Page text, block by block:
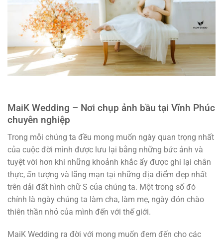
MaiK Wedding – Nơi chụp ảnh bầu tại Vĩnh Phúc
chuyên nghiệp
Trong mỗi chúng ta đều mong muốn ngày quan trọng nhất
của cuộc đời mình được lưu lại bằng những bức ảnh và
tuyệt vời hơn khi những khoảnh khắc ấy được ghi lại chân
thực, ấn tượng và lãng mạn tại những địa điểm đẹp nhất
trên dải đất hình chữ S của chúng ta. Một trong số đó
chính là ngày chúng ta làm cha, làm mẹ, ngày đón chào
thiên thần nhỏ của mình đến với thế giới.
MaiK Wedding ra đời với mong muốn đem đến cho các